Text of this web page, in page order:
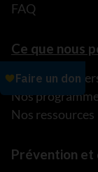
FAQ
Ce que nous
Parler à une
Nos
Nos ressources
Prévention et